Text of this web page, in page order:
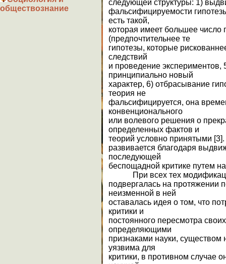
обществознание
следующей структуры: 1)
фальсифицируемости
есть такой,
которая имеет большее
(предпочтительнее те
гипотезы, которые
следствий
и проведение
принципиально новый
характер, 6) отбрасывание
теория не
фальсифицируется, она
конвенционального
или волевого решения о
определенных фактов и
теорий условно принятыми
развивается благодаря
последующей
беспощадной критике путем
При всех тех
подвергалась на протяжении
неизменной в ней
оставалась идея о том, что
критики и
постоянного пересмотра
определяющими
признаками науки, существом
уязвима для
критики, в противном случае